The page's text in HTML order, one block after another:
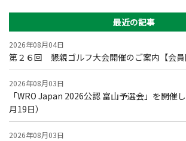
最近の記事
2026年08月04日
第２６回 懇親ゴルフ大会開催のご案内【会員
2026年08月03日
「WRO Japan 2026公認 富山予選会」を開催
月19日）
2026年08月03日